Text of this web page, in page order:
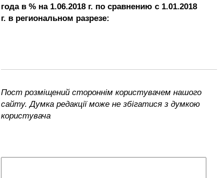
года в % на 1.06.2018 г. по сравнению с 1.01.2018
г. в региональном разрезе:
Пост розміщений стороннім користувачем нашого
сайту. Думка редакції може не збігатися з думкою
користувача